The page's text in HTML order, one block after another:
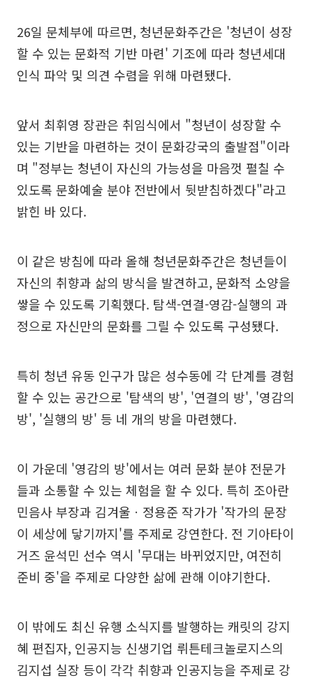
26일 문체부에 따르면, 청년문화주간은 '청년이 성장
할 수 있는 문화적 기반 마련' 기조에 따라 청년세대
인식 파악 및 의견 수렴을 위해 마련됐다.
앞서 최휘영 장관은 취임식에서 "청년이 성장할 수
있는 기반을 마련하는 것이 문화강국의 출발점"이라
며 "정부는 청년이 자신의 가능성을 마음껏 펼칠 수
있도록 문화예술 분야 전반에서 뒷받침하겠다"라고
밝힌 바 있다.
이 같은 방침에 따라 올해 청년문화주간은 청년들이
자신의 취향과 삶의 방식을 발견하고, 문화적 소양을
쌓을 수 있도록 기획했다. 탐색-연결-영감-실행의 과
정으로 자신만의 문화를 그릴 수 있도록 구성됐다.
특히 청년 유동 인구가 많은 성수동에 각 단계를 경험
할 수 있는 공간으로 '탐색의 방', '연결의 방', '영감의
방', '실행의 방' 등 네 개의 방을 마련했다.
이 가운데 '영감의 방'에서는 여러 문화 분야 전문가
들과 소통할 수 있는 체험을 할 수 있다. 특히 조아란
민음사 부장과 김겨울ㆍ정용준 작가가 '작가의 문장
이 세상에 닿기까지'를 주제로 강연한다. 전 기아타이
거즈 윤석민 선수 역시 '무대는 바뀌었지만, 여전히
준비 중'을 주제로 다양한 삶에 관해 이야기한다.
이 밖에도 최신 유행 소식지를 발행하는 캐릿의 강지
혜 편집자, 인공지능 신생기업 뤼튼테크놀로지스의
김지섭 실장 등이 각각 취향과 인공지능을 주제로 강